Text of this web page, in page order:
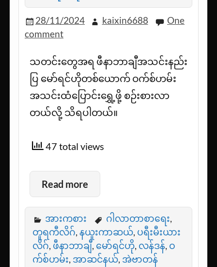
28/11/2024 kaixin6688
One
comment
သတင်းတွေအရ ဖီနာဘာချီအသင်းနည်း
ပြ မော်ရင်ဟိုတစ်ယောက် ဝက်စ်ဟမ်း
အသင်းထံပြောင်းရွှေ့ဖို့ စဉ်းစားလာ
တယ်လို့ သိရပါတယ်။
47 total views
Read more
အားကစား ဂါလာတာစာရေး,
တူရကီလိဂ်,နယူးကာဆယ်, ပရီးမီးယား
လိဂ်, ဖီနာဘာချီ, မော်ရင်ဟို, လန်ဒန်, ဝ
က်စ်ဟမ်း, အာဆင်နယ်, အဲဗာတန်